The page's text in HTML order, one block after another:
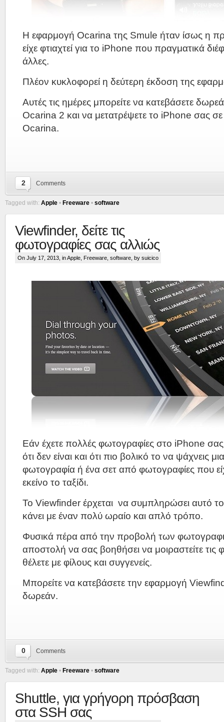
Η εφαρμογή Ocarina της Smule ήταν ίσως η
είχε φτιαχτεί για το iPhone που πραγματικά
άλλες.
Πλέον κυκλοφορεί η δεύτερη έκδοση της
Αυτές τις ημέρες μπορείτε να κατεβάσετε
Ocarina 2 και να μετατρέψετε το iPhone σας σε
Ocarina.
2 Comments
Tagged with: Apple • Freeware • software
Viewfinder, δείτε τις
φωτογραφίες σας αλλιώς
On July 17, 2013, inApple Freeware software , by suicico
Εάν έχετε πολλές φωτογραφίες στο iPhone
ότι δεν είναι και ότι πιο βολικό το να ψάχνεις
φωτογραφία ή ένα σετ από φωτογραφίες που
εκείνο το ταξίδι.
Το Viewfinder έρχεται να συμπληρώσει αυτό το
κάνει με έναν πολύ ωραίο και απλό τρόπο.
Φυσικά πέρα από την προβολή των
αποστολή να σας βοηθήσει να μοιραστείτε τις
θέλετε με φίλους και συγγενείς.
Μπορείτε να κατεβάσετε την εφαρμογή
δωρεάν.
0 Comments
Tagged with: Apple • Freeware • software
Shuttle, για γρήγορη πρόσβαση
στα SSH σας